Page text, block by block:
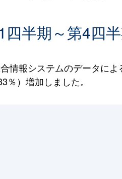
半期～第4四半
情報システムのデータに
）増加しました。